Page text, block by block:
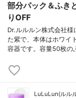
部分パック＆ふき
りOFF
Dr.ルルルン株式会社
た紫で、本体はホワイ
容器です。容量50枚の
LuLuLun(ルル